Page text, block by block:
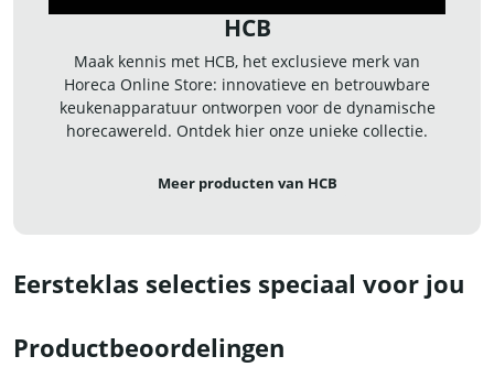
HCB
Maak kennis met HCB, het exclusieve merk van
Horeca Online Store: innovatieve en betrouwbare
keukenapparatuur ontworpen voor de dynamische
horecawereld. Ontdek hier onze unieke collectie.
Meer producten van HCB
Eersteklas selecties speciaal voor jou
Productbeoordelingen